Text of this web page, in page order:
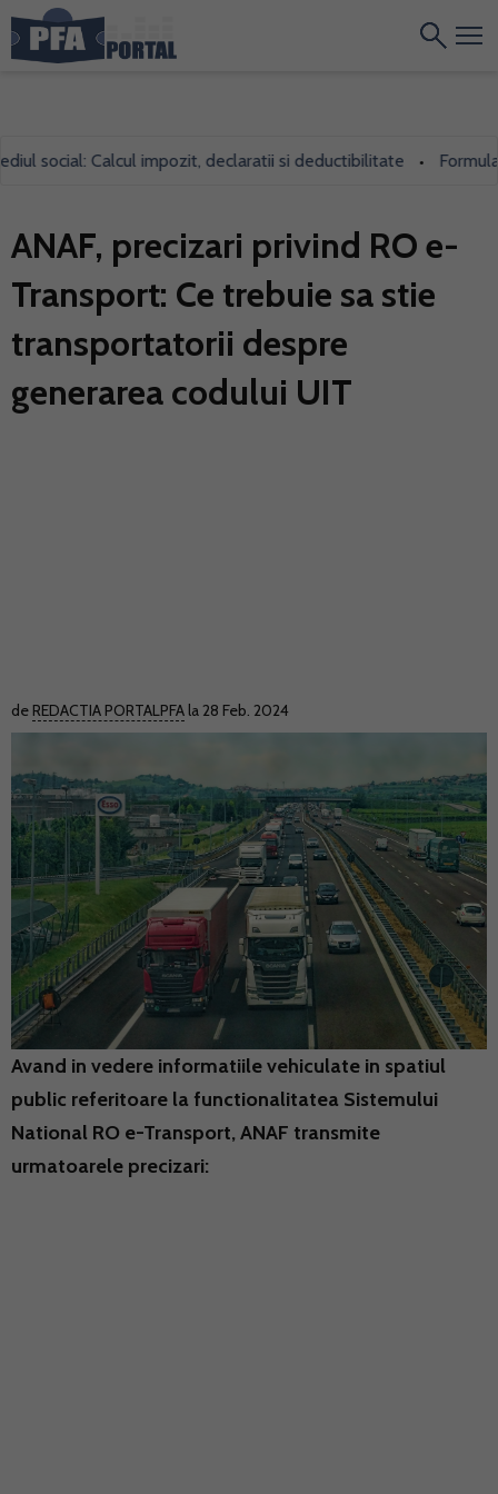
social: Calcul impozit, declaratii si deductibilitate •
ANAF, precizari privind RO e-
Transport: Ce trebuie sa stie
transportatorii despre
generarea codului UIT
de REDACTIA PORTALPFA la 28 Feb. 2024
Avand in vedere informatiile vehiculate in spatiul
public referitoare la functionalitatea Sistemului
National RO e-Transport, ANAF transmite
urmatoarele precizari: